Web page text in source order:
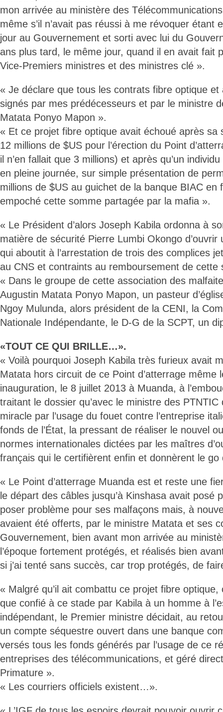
mon arrivée au ministère des
même s’il n’avait pas réussi à me révoquer étant
jour au Gouvernement et sorti avec lui du
ans plus tard, le même jour, quand il en avait fait
Vice-Premiers ministres et des ministres clé ».
« Je déclare que tous les contrats fibre optique
signés par mes prédécesseurs et par le ministre
Matata Ponyo Mapon ».
« Et ce projet fibre optique avait échoué après sa
12 millions de $US pour l’érection du Point
il n’en fallait que 3 millions) et après qu’un
en pleine journée, sur simple présentation de
millions de $US au guichet de la banque BIAC en
empoché cette somme partagée par la mafia ».
« Le Président d’alors Joseph Kabila ordonna à
matière de sécurité Pierre Lumbi Okongo d’ouvrir
qui aboutit à l’arrestation de trois des complices
au CNS et contraints au remboursement de cette
« Dans le groupe de cette association des
Augustin Matata Ponyo Mapon, un pasteur
Ngoy Mulunda, alors président de la CENI, la
Nationale Indépendante, le D-G de la SCPT, un
«TOUT CE QUI BRILLE…».
« Voilà pourquoi Joseph Kabila très furieux avait
Matata hors circuit de ce Point d’atterrage même
inauguration, le 8 juillet 2013 à Muanda, à
traitant le dossier qu’avec le ministre des PTNTIC
miracle par l’usage du fouet contre l’entreprise
fonds de l’État, la pressant de réaliser le nouvel
normes internationales dictées par les maîtres
français qui le certifièrent enfin et donnèrent le go
« Le Point d’atterrage Muanda est et reste une
le départ des câbles jusqu’à Kinshasa avait posé
poser problème pour ses malfaçons mais, à
avaient été offerts, par le ministre Matata et ses
Gouvernement, bien avant mon arrivée au
l’époque fortement protégés, et réalisés bien
si j’ai tenté sans succès, car trop protégés, de
« Malgré qu’il ait combattu ce projet fibre
que confié à ce stade par Kabila à un homme à
indépendant, le Premier ministre décidait, au
un compte séquestre ouvert dans une banque
versés tous les fonds générés par l’usage de ce
entreprises des télécommunications, et géré
Primature ».
« Les courriers officiels existent…».